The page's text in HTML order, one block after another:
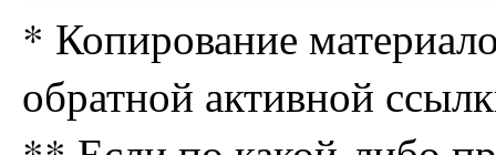
* Копирование
обратной активной